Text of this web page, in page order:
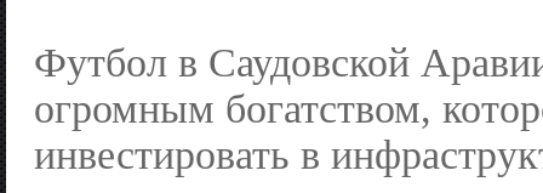
Футбол в Саудовской
огромным богатством,
инвестировать в